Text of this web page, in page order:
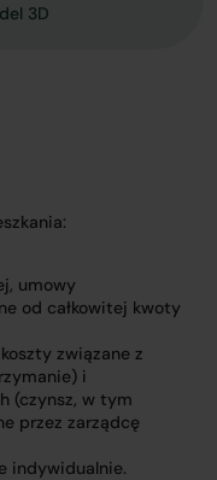
3D
umowy
od całkowitej kwoty
związane z
i
(czynsz, w tym
przez zarządcę
indywidualnie.